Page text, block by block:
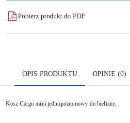
Pobierz produkt do PDF
OPIS PRODUKTU OPINIE (0)
Kosz Cargo mini jednopoziomowy do bielizny.